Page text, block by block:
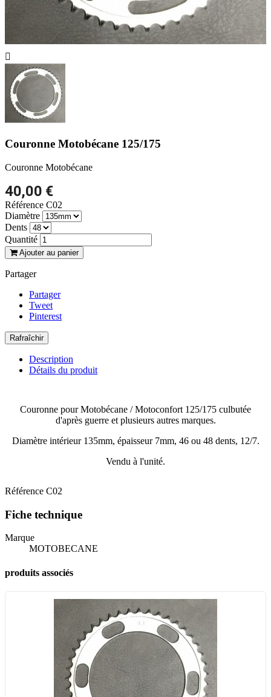

Couronne Motobécane 125/175
Couronne Motobécane
40,00 €
Référence C02
Diamètre
Dents
Quantité
Ajouter au panier
Partager
Partager
Tweet
Pinterest
Description
Détails du produit
Couronne pour Motobécane / Motoconfort 125/175 culbutée
d'après guerre et plusieurs autres marques.
Diamètre intérieur 135mm, épaisseur 7mm, 46 ou 48 dents, 12/7.
Vendu à l'unité.
Référence C02
Fiche technique
Marque
MOTOBECANE
produits associés